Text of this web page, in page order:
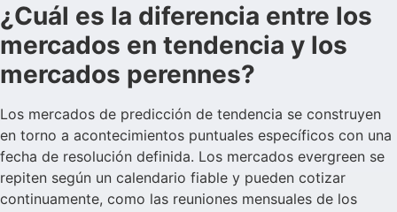
¿Cuál es la diferencia entre los
mercados en tendencia y los
mercados perennes?
Los mercados de predicción de tendencia se construyen
en torno a acontecimientos puntuales específicos con una
fecha de resolución definida. Los mercados evergreen se
repiten según un calendario fiable y pueden cotizar
continuamente, como las reuniones mensuales de los